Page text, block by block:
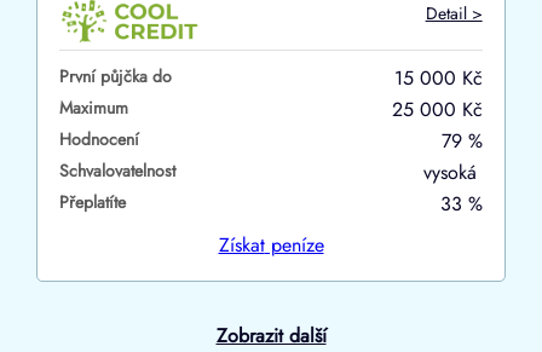
Detail >
První půjčka do 15 000 Kč
Maximum 25 000 Kč
Hodnocení 79 %
Schvalovatelnost vysoká
Přeplatíte
33 %
Získatpeníze
Zobrazit další